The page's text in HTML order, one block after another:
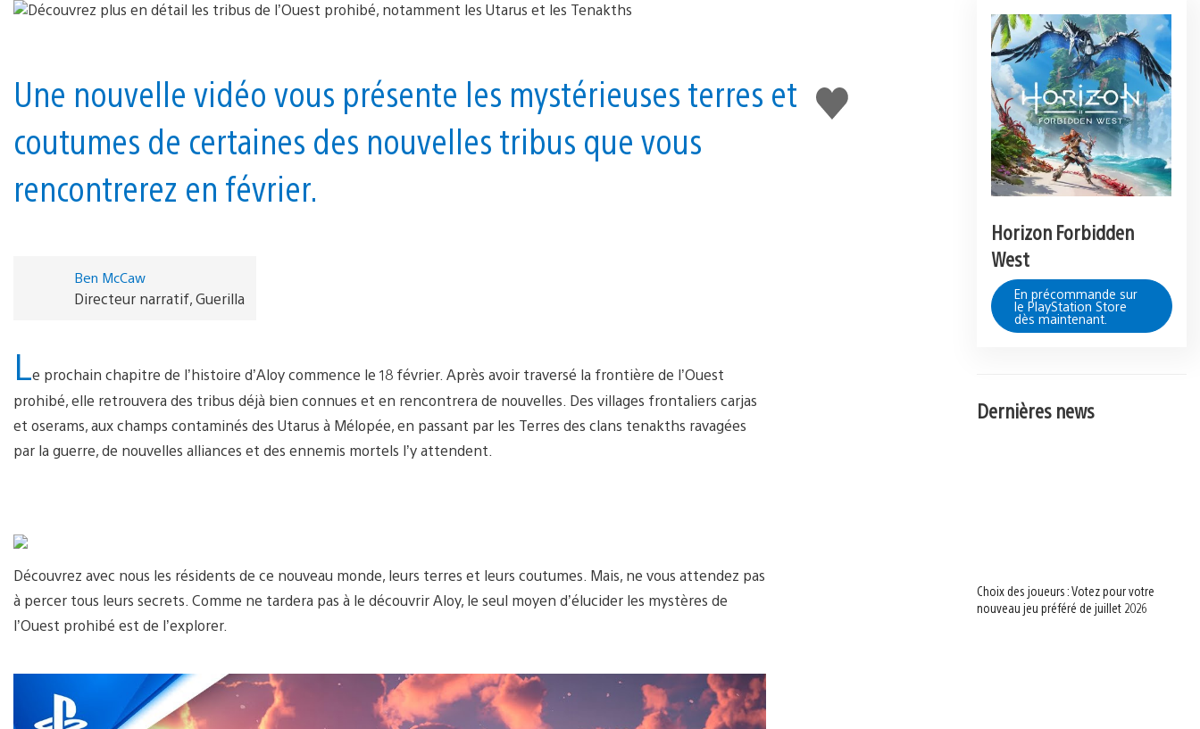
J'aime
Une nouvelle vidéo vous présente les mystérieuses terres et
coutumes de certaines des nouvelles tribus que vous
rencontrerez en février.
Ben McCaw
Directeur narratif, Guerilla
Le prochain chapitre de l’histoire d’Aloy commence le 18 février. Après avoir traversé la frontière de l’Ouest
prohibé, elle retrouvera des tribus déjà bien connues et en rencontrera de nouvelles. Des villages frontaliers carjas
et oserams, aux champs contaminés des Utarus à Mélopée, en passant par les Terres des clans tenakths ravagées
par la guerre, de nouvelles alliances et des ennemis mortels l’y attendent.
Découvrez avec nous les résidents de ce nouveau monde, leurs terres et leurs coutumes. Mais, ne vous attendez pas
à percer tous leurs secrets. Comme ne tardera pas à le découvrir Aloy, le seul moyen d’élucider les mystères de
l’Ouest prohibé est de l’explorer.
Horizon Forbidden
West
En précommande sur
le PlayStation Store
dès maintenant.
Dernières news
Choix des joueurs : Votez pour votre
nouveau jeu préféré de juillet 2026